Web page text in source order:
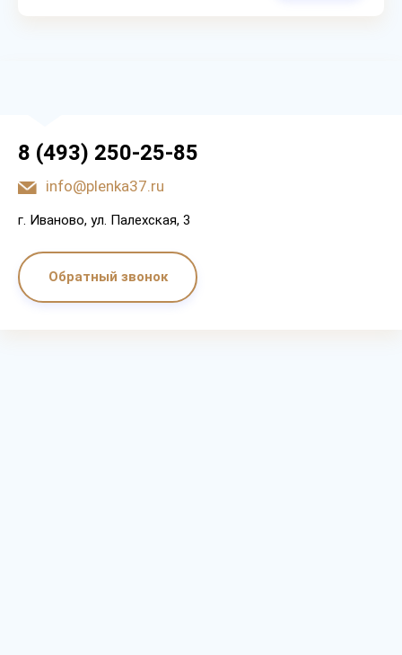
8 (493) 250-25-85
info@plenka37.ru
г. Иваново, ул. Палехская, 3
Обратный звонок